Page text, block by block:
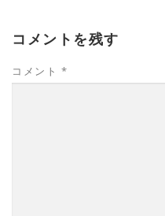
コメントを残す
コメント *